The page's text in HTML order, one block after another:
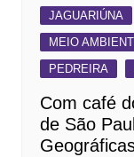
JAGUARIÚNA
MEIO
PEDREIRA
Com café
de São